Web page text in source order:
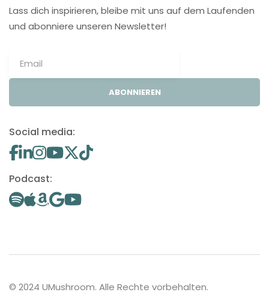
Lass dich inspirieren, bleibe mit uns auf dem Laufenden
und abonniere unseren Newsletter!
ABONNIEREN
Social media:
Podcast:
© 2024 UMushroom. Alle Rechte vorbehalten.